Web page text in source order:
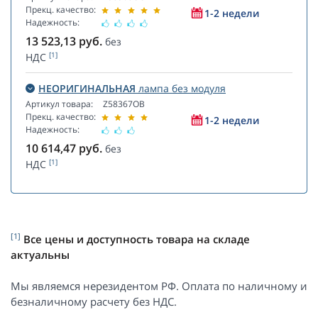
Прекц. качество:
Надежность:
1-2 недели
13 523,13 руб. без
НДС [1]
НЕОРИГИНАЛЬНАЯ лампа без модуля
Артикул товара:
Прекц. качество:
Надежность:
Z58367OB
1-2 недели
10 614,47 руб. без
НДС [1]
[1] Все цены и доступность товара на складе
актуальны
Мы являемся нерезидентом РФ. Оплата по наличному и
безналичному расчету без НДС.